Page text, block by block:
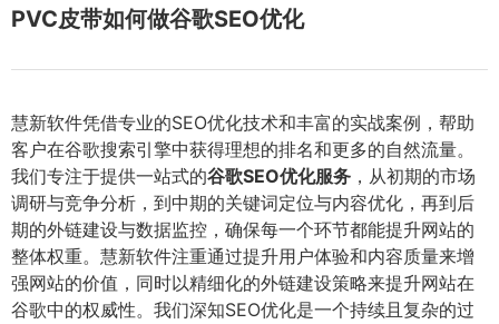
PVC皮带如何做谷歌SEO优化
慧新软件凭借专业的SEO优化技术和丰富的实战案例，帮助
客户在谷歌搜索引擎中获得理想的排名和更多的自然流量。
我们专注于提供一站式的谷歌SEO优化服务 ，从初期的市场
调研与竞争分析，到中期的关键词定位与内容优化，再到后
期的外链建设与数据监控，确保每一个环节都能提升网站的
整体权重。慧新软件注重通过提升用户体验和内容质量来增
强网站的价值，同时以精细化的外链建设策略来提升网站在
谷歌中的权威性。我们深知SEO优化是一个持续且复杂的过